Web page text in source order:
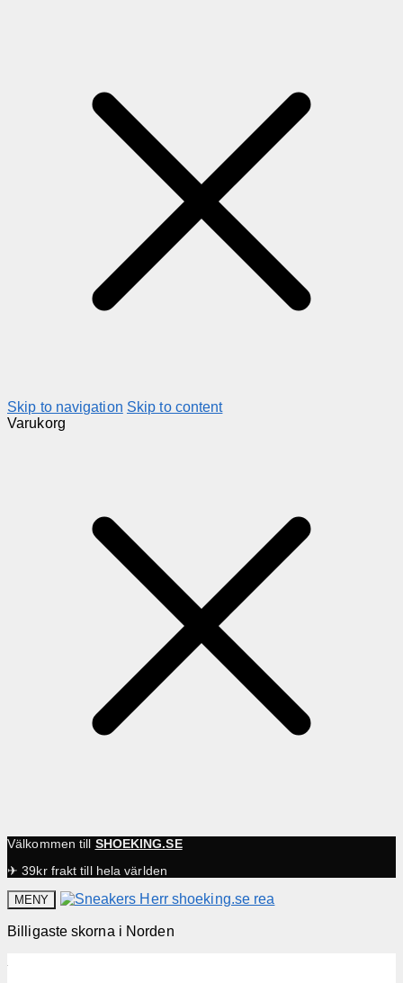
Skip to navigation Skip to content
Varukorg
Välkommen till SHOEKING.SE
✈ 39kr frakt till hela världen
MENY
Billigaste skorna i Norden